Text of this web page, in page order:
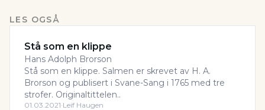
LES OGSÅ
Stå som en klippe
Hans Adolph Brorson
Stå som en klippe. Salmen er skrevet av H. A.
Brorson og publisert i Svane-Sang i 1765 med tre
strofer. Originaltittelen..
01.03.2021·Leif Haugen